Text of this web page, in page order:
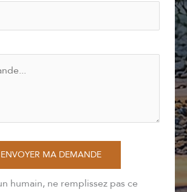
ENVOYER MA DEMANDE
humain, ne remplissez pas ce